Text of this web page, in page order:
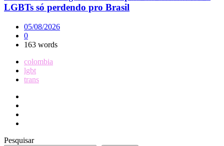
LGBTs só perdendo pro Brasil
05/08/2026
0
163 words
colombia
lgbt
trans
Pesquisar